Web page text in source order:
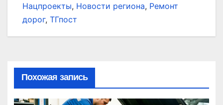
Нацпроекты, Новости региона, Ремонт
дорог, ТГпост
Похожая запись